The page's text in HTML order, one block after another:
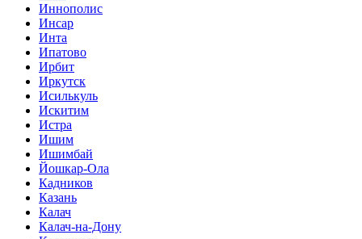
Иннополис
Инсар
Инта
Ипатово
Ирбит
Иркутск
Исилькуль
Искитим
Истра
Ишим
Ишимбай
Йошкар-Ола
Кадников
Казань
Калач
Калач-на-Дону